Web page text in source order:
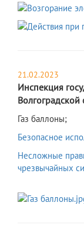
21.02.2023
Инспекция
​Газ баллоны;
Безопасное
Несложные
чрезвычайных